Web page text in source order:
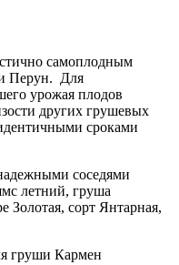
самоплодным
Перун. Для
урожая плодов
других грушевых
сроками
соседями
летний, груша
Золотая, сорт Янтарная,